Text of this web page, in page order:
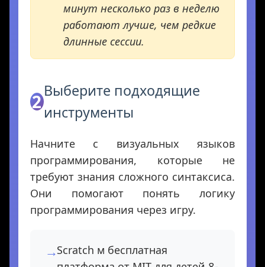
минут несколько раз в неделю
работают лучше, чем редкие
длинные сессии.
2Выберите подходящие
инструменты
Начните с визуальных языков
программирования, которые не
требуют знания сложного синтаксиса.
Они помогают понять логику
программирования через игру.
Scratch м бесплатная